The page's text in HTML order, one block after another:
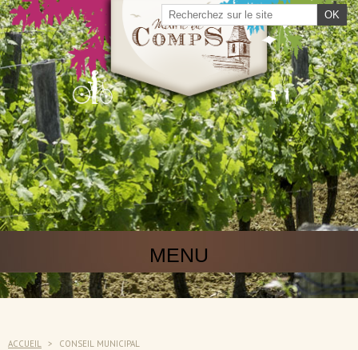
MENU
ACCUEIL > CONSEIL MUNICIPAL